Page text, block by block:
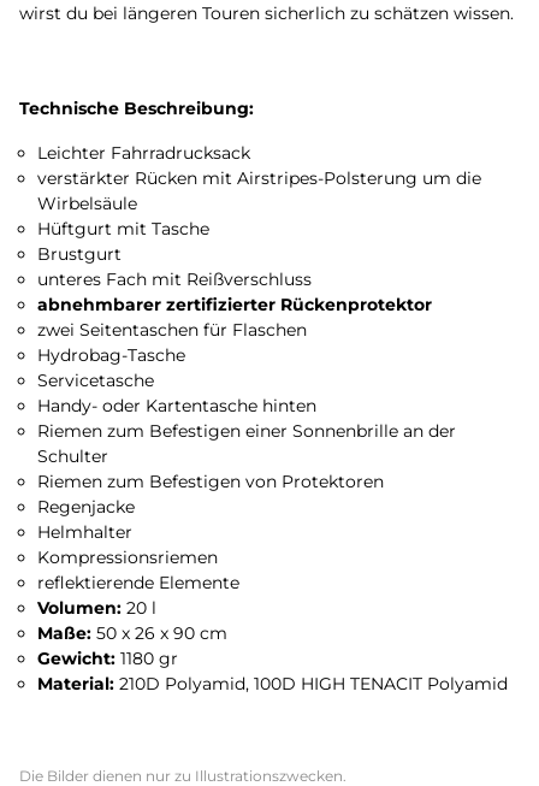
wirst du bei längeren Touren sicherlich zu schätzen wissen.
Technische Beschreibung:
Leichter Fahrradrucksack
verstärkter Rücken mit Airstripes-Polsterung um die
Wirbelsäule
Hüftgurt mit Tasche
Brustgurt
unteres Fach mit Reißverschluss
abnehmbarer zertifizierter Rückenprotektor
zwei Seitentaschen für Flaschen
Hydrobag-Tasche
Servicetasche
Handy- oder Kartentasche hinten
Riemen zum Befestigen einer Sonnenbrille an der
Schulter
Riemen zum Befestigen von Protektoren
Regenjacke
Helmhalter
Kompressionsriemen
reflektierende Elemente
Volumen: 20 l
Maße: 50 x 26 x 90 cm
Gewicht: 1180 gr
Material: 210D Polyamid, 100D HIGH TENACIT Polyamid
Die Bilder dienen nur zu Illustrationszwecken.